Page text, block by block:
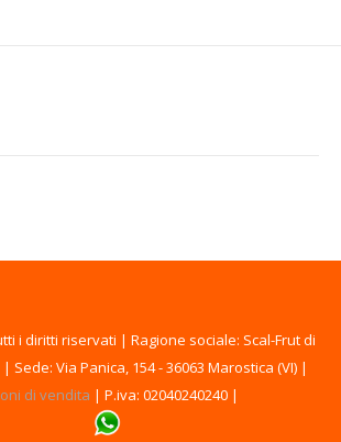
i diritti riservati | Ragione sociale: Scal-Frut di
Sede: Via Panica, 154 - 36063 Marostica (VI) |
di vendita | P.iva: 02040240240 |